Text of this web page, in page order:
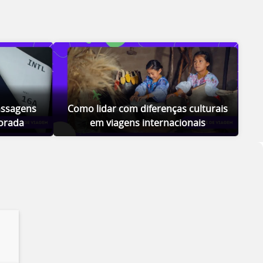
Como lidar com diferenças culturais
em viagens internacionais